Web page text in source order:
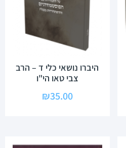
היברו נושאי כלי ד – הרב
צבי טאו הי"ו
₪35.00